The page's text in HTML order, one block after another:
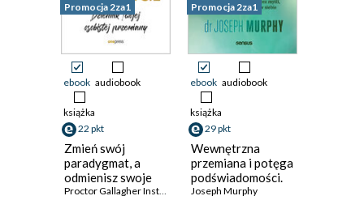
Promocja 2za1
ebook audiobook
książka
22 pkt
Zmień swój
paradygmat, a
odmienisz swoje
życie. Dziennik
Proctor Gallagher Institute Bob Proctor
Promocja 2za1
ebook audiobook
książka
29 pkt
Wewnętrzna
przemiana i potęga
podświadomości.
Kreuj
Joseph Murphy